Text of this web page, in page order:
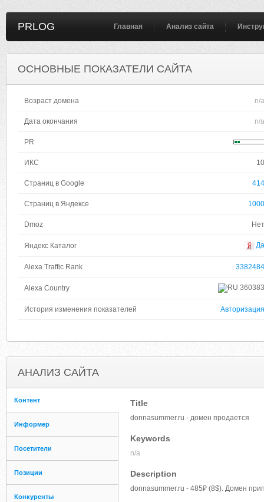
PRLOG Главная Анализ сайта
ОСНОВНЫЕ ПОКАЗАТЕЛИ САЙТА
Возраст домена n/a
Дата окончания n/a
PR
ИКС 10
Страниц в Google 414
Страниц в Яндексе 1000
Dmoz Нет
Яндекс Каталог Да
Alexa Traffic Rank 3382484
Alexa Country 360383
История изменения показателей Авторизация
АНАЛИЗ САЙТА
Контент
Информер
Посетители
Позиции
Конкуренты
Title
donnasummer.ru - домен продается
Keywords
n/a
Description
donnasummer.ru - 485₽ (8$). Домен